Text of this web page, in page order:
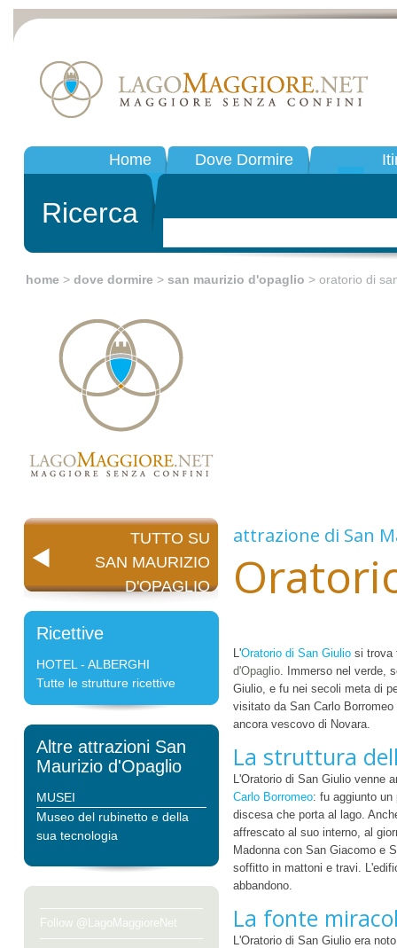
Home Dove Dormire
Ricerca
home > dove dormire > san maurizio d'opaglio > oratorio di
TUTTO SU
SAN MAURIZIO
D'OPAGLIO
Ricettive
HOTEL - ALBERGHI
Tutte le strutture ricettive
Altre attrazioni San
Maurizio d'Opaglio
MUSEI
Museo del rubinetto e della
sua tecnologia
Follow @LagoMaggioreNet
attrazione di San
L'Oratorio di San Giulio si trova
d'Opaglio. Immerso nel verde,
Giulio, e fu nei secoli meta di
visitato da San Carlo
ancora vescovo di Novara.
La struttura
L'Oratorio di San Giulio venne
Carlo Borromeo: fu aggiunto
discesa che porta al lago.
affrescato al suo interno, al
Madonna con San Giacomo e
soffitto in mattoni e travi.
abbandono.
La fonte
L'Oratorio di San Giulio era